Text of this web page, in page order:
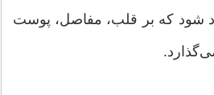
شود که بر قلب، مفاصل، پوست